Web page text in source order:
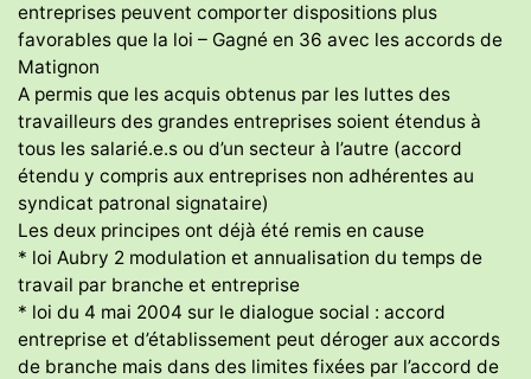
entreprises peuvent comporter dispositions plus
favorables que la loi – Gagné en 36 avec les accords de
Matignon
A permis que les acquis obtenus par les luttes des
travailleurs des grandes entreprises soient étendus à
tous les salarié.e.s ou d’un secteur à l’autre (accord
étendu y compris aux entreprises non adhérentes au
syndicat patronal signataire)
Les deux principes ont déjà été remis en cause
* loi Aubry 2 modulation et annualisation du temps de
travail par branche et entreprise
* loi du 4 mai 2004 sur le dialogue social : accord
entreprise et d’établissement peut déroger aux accords
de branche mais dans des limites fixées par l’accord de